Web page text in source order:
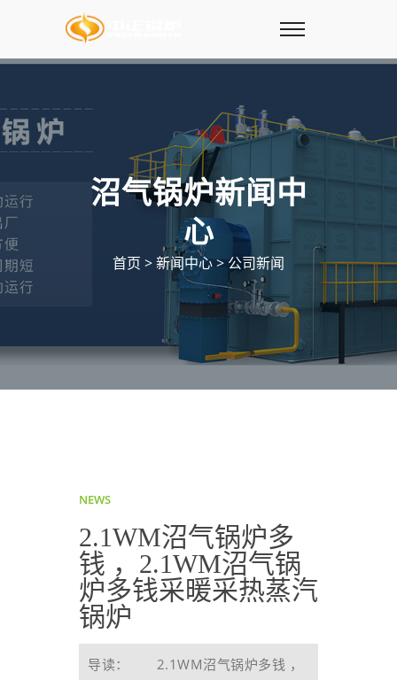
沼气锅炉新闻中
心
首页 >新闻中心>公司新闻
NEWS
2.1WM沼气锅炉多
钱 ，2.1WM沼气锅
炉多钱采暖采热蒸汽
锅炉
导读： 2.1WM沼气锅炉多钱 ，